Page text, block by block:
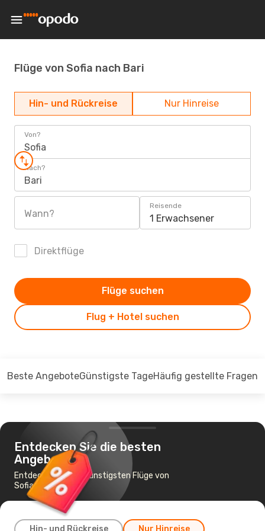
Flüge von Sofia nach Bari
Hin- und Rückreise Nur Hinreise
Von?
Sofia
Nach?
Bari
Wann?
Reisende
1 Erwachsener
Direktflüge
Flug + Hotel suchen
Flüge suchen
Beste AngeboteGünstigste TageHäufig gestellte Fragen
Entdecken Sie die besten
Angebote
Entdecken Sie die günstigsten Flüge von
Sofia nach Bari
Hin- und Rückreise Nur Hinreise